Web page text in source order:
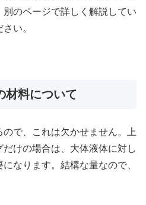
のページで詳しく解説してい
い。
材料について
ので、これは欠かせません。上
けの場合は、大体液体に対し
なります。結構な量なので、